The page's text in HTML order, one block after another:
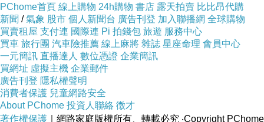
PChome首頁 線上購物 24h購物 書店 露天拍賣 比比昂代購
新聞 /氣象 股市 個人新聞台 廣告刊登 加入聯播網 全球購物
買賣租屋 支付連 國際連 Pi 拍錢包 旅遊 服務中心
買車 旅行團 汽車險推薦 線上麻將 雜誌 星座命理 會員中心
一元簡訊 直播達人 數位憑證 企業簡訊
買網址 虛擬主機 企業郵件
廣告刊登 隱私權聲明
消費者保護 兒童網路安全
About PChome 投資人聯絡 徵才
著作權保護 ｜網路家庭版權所有、轉載必究 ‧Copyright PChome